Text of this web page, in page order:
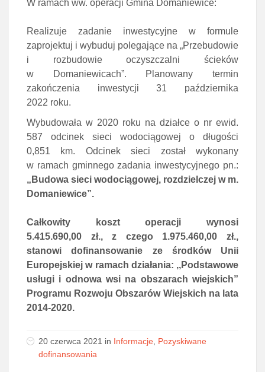
W ramach ww. operacji Gmina Domaniewice:
Realizuje zadanie inwestycyjne w formule
zaprojektuj i wybuduj polegające na „Przebudowie
i rozbudowie oczyszczalni ścieków
w Domaniewicach”. Planowany termin
zakończenia inwestycji 31 października
2022 roku.
Wybudowała w 2020 roku na działce o nr ewid.
587 odcinek sieci wodociągowej o długości
0,851 km. Odcinek sieci został wykonany
w ramach gminnego zadania inwestycyjnego pn.:
„Budowa sieci wodociągowej, rozdzielczej w m.
Domaniewice”.
Całkowity koszt operacji wynosi
5.415.690,00 zł., z czego 1.975.460,00 zł.,
stanowi dofinansowanie ze środków Unii
Europejskiej w ramach działania: ,,Podstawowe
usługi i odnowa wsi na obszarach wiejskich”
Programu Rozwoju Obszarów Wiejskich na lata
2014-2020.
20 czerwca 2021 in Informacje Pozyskiwane
dofinansowania